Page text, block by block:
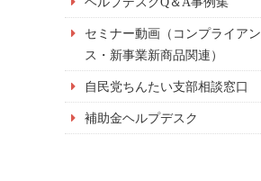
セミナー動画（コンプライアン
ス・新事業新商品関連）
自民党ちんたい支部相談窓口
補助金ヘルプデスク